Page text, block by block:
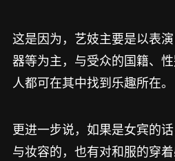
这是因为，艺妓主要是以表
器等为主，与受众的国籍、
人都可在其中找到乐趣所在。
更进一步说，如果是女宾的
与妆容的，也有对和服的穿